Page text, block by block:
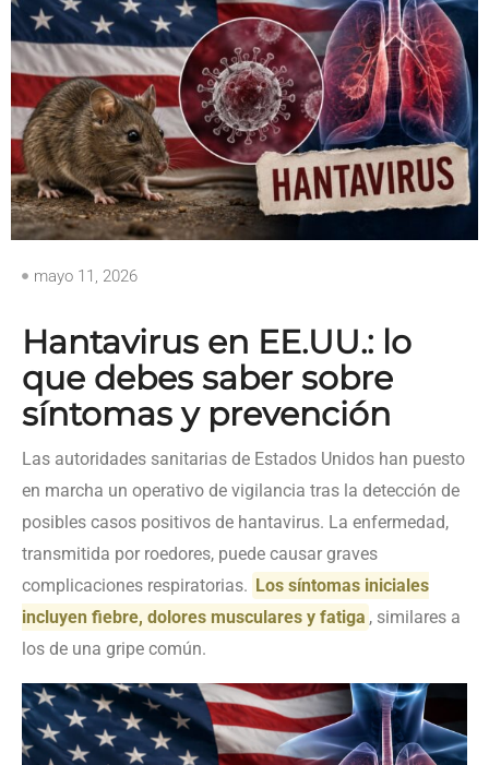
mayo 11, 2026
Hantavirus en EE.UU.: lo
que debes saber sobre
síntomas y prevención
Las autoridades sanitarias de Estados Unidos han puesto
en marcha un operativo de vigilancia tras la detección de
posibles casos positivos de hantavirus. La enfermedad,
transmitida por roedores, puede causar graves
complicaciones respiratorias. Los síntomas iniciales
incluyen fiebre, dolores musculares y fatiga , similares a
los de una gripe común.